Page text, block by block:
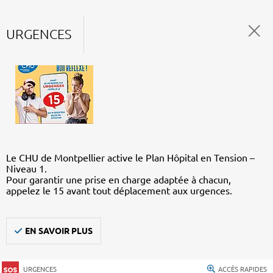
URGENCES
Le CHU de Montpellier active le Plan Hôpital en Tension –
Niveau 1.
Pour garantir une prise en charge adaptée à chacun,
appelez le 15 avant tout déplacement aux urgences.
EN SAVOIR PLUS
URGENCES ACCÈS RAPIDES